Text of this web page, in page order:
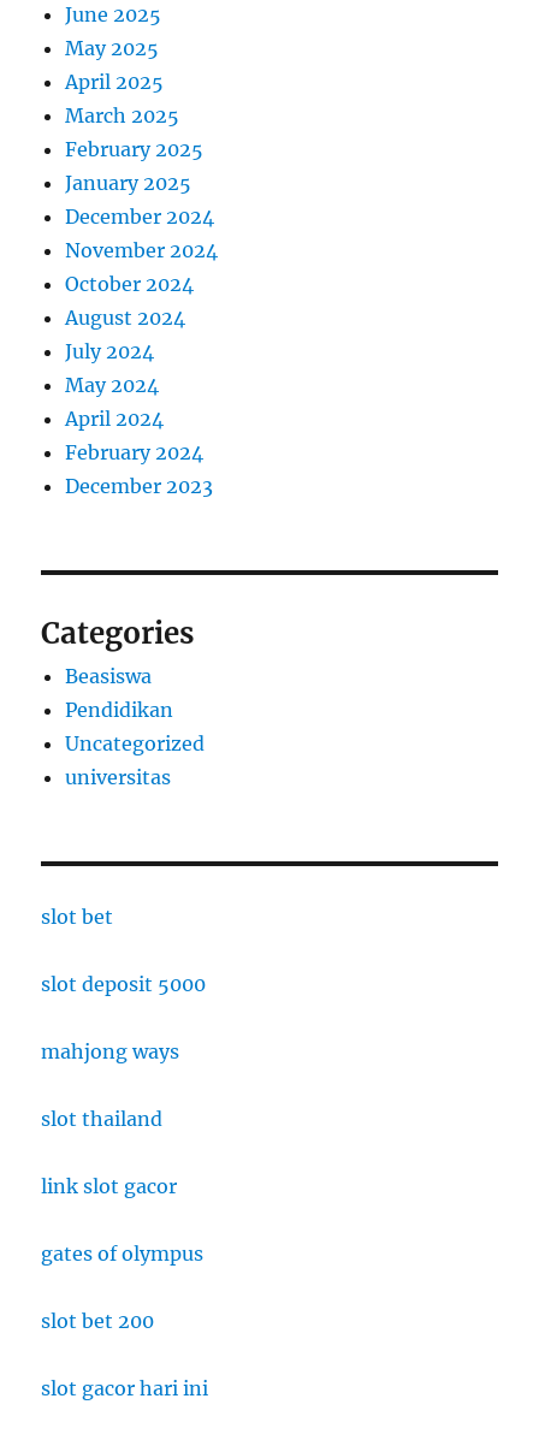
June 2025
May 2025
April 2025
March 2025
February 2025
January 2025
December 2024
November 2024
October 2024
August 2024
July 2024
May 2024
April 2024
February 2024
December 2023
Categories
Beasiswa
Pendidikan
Uncategorized
universitas
slot bet
slot deposit 5000
mahjong ways
slot thailand
link slot gacor
gates of olympus
slot bet 200
slot gacor hari ini